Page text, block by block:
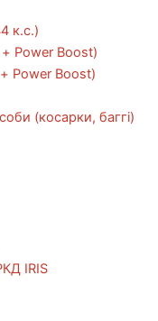
к.с.)
Power Boost)
Power Boost)
(косарки, баггі)
IRIS